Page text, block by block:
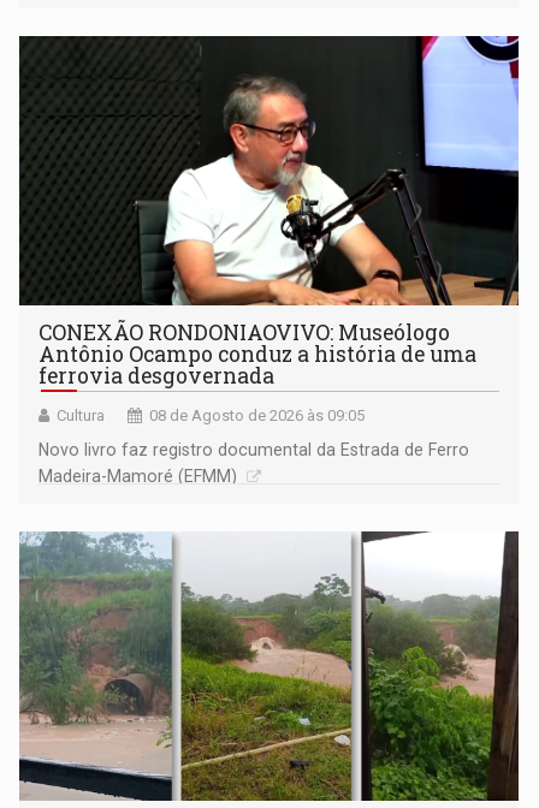
CONEXÃO RONDONIAOVIVO: Museólogo
Antônio Ocampo conduz a história de uma
ferrovia desgovernada
Cultura 08 de Agosto de 2026 às 09:05
Novo livro faz registro documental da Estrada de Ferro
Madeira-Mamoré (EFMM)